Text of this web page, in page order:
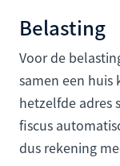
Belasting
Voor de
samen een huis
hetzelfde adres
fiscus
dus rekening